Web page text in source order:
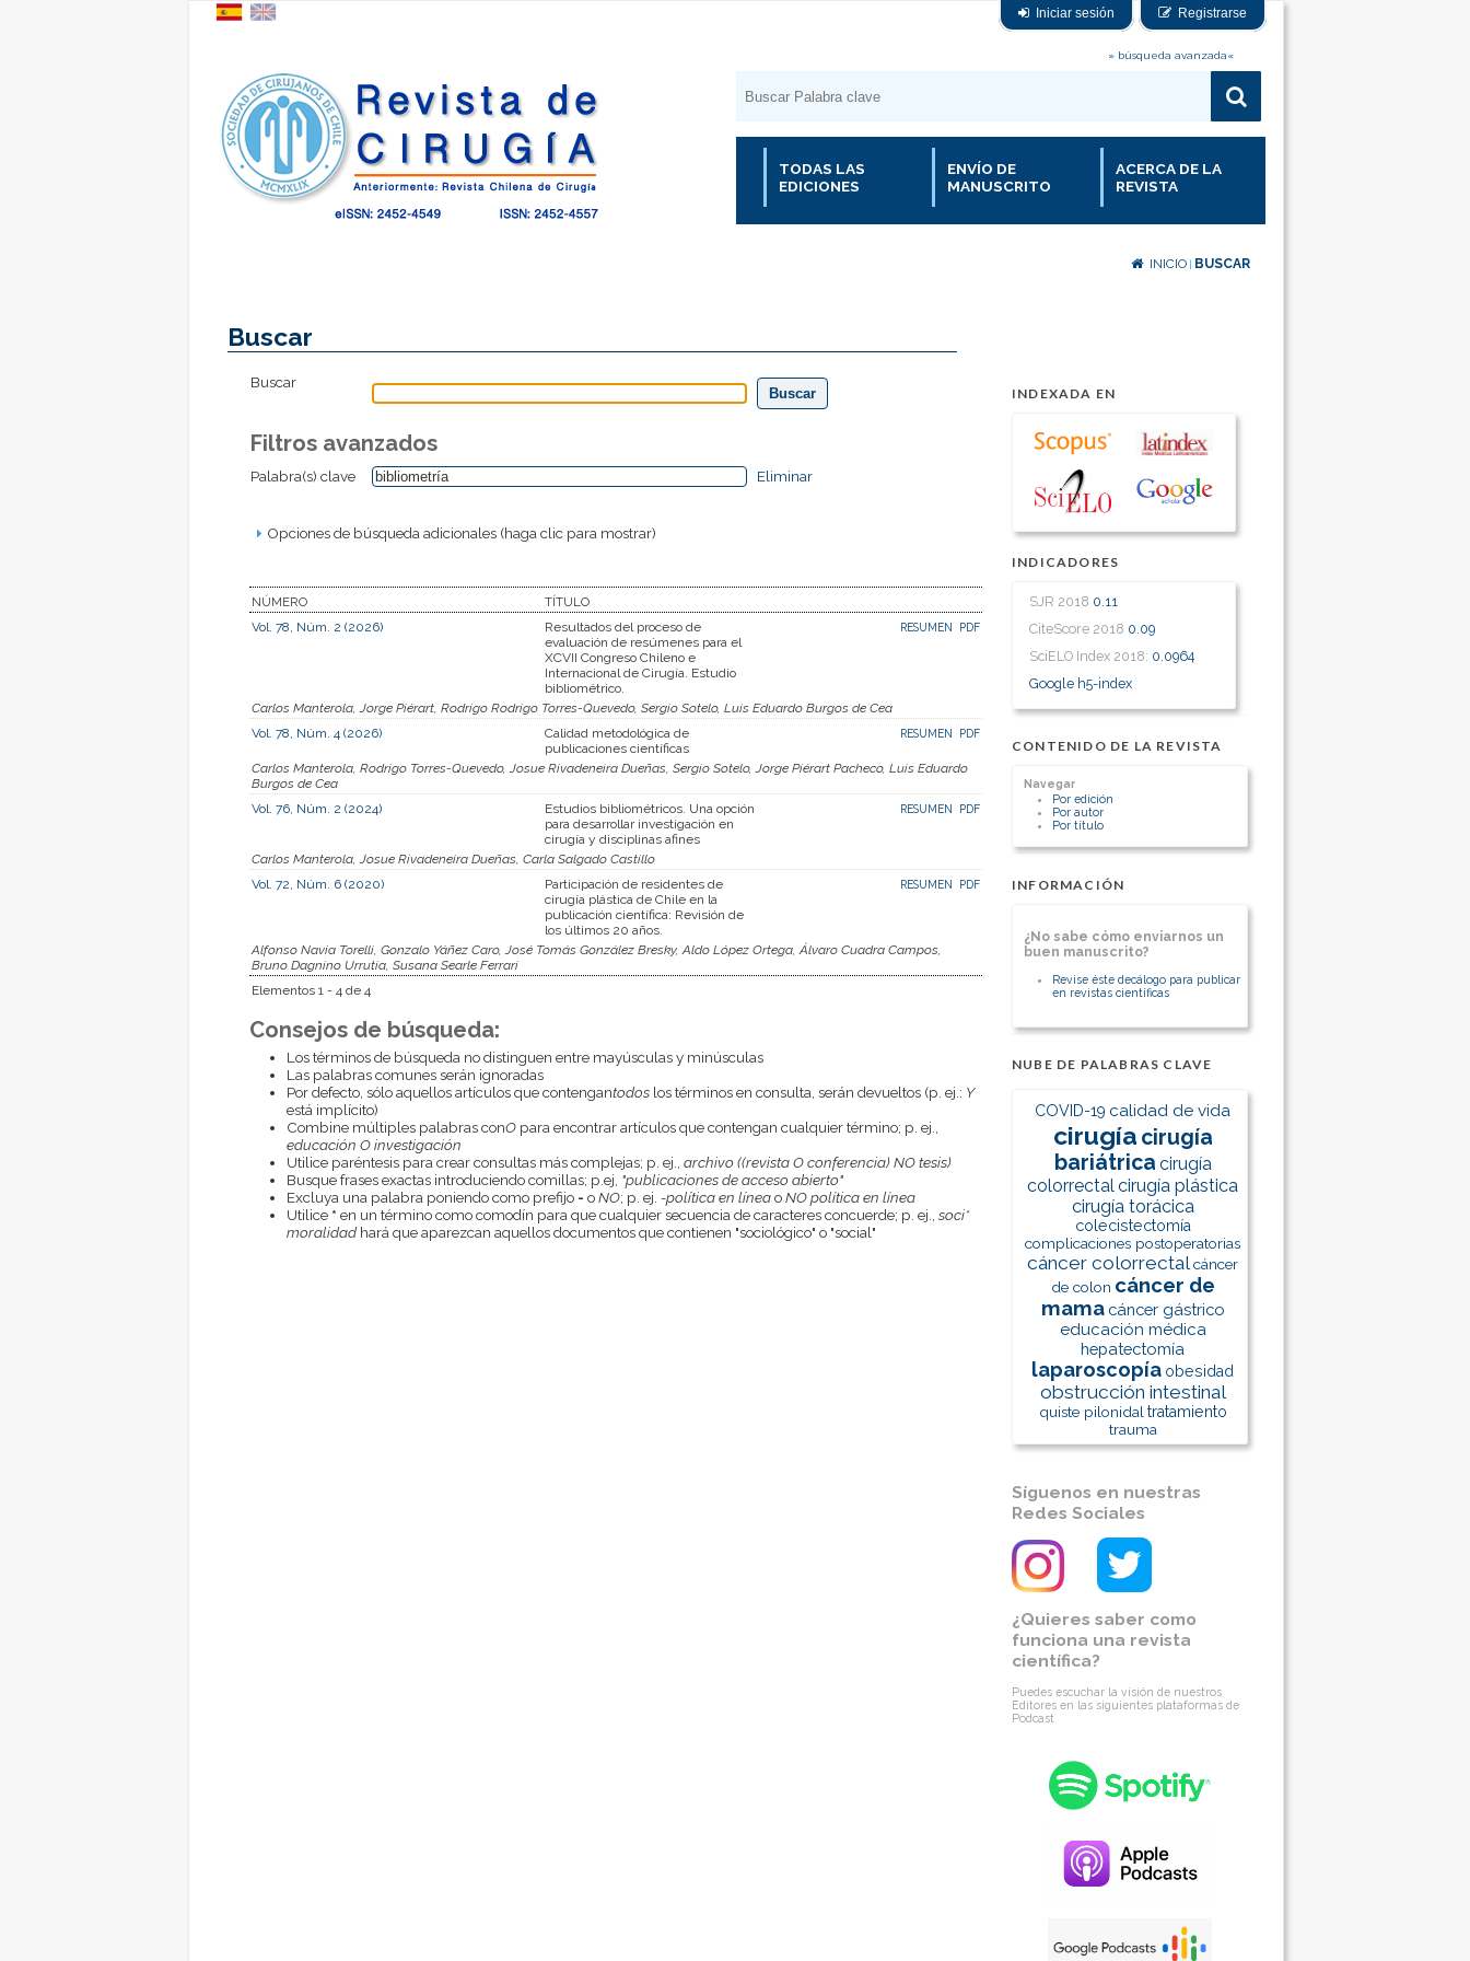
Iniciar sesión Registrarse
» búsqueda avanzada«
TODAS LAS
EDICIONES
ENVÍO DE
MANUSCRITO
ACERCA DE LA
REVISTA
INICIO BUSCAR
INDEXADA EN
INDICADORES
SJR 2018 0.11
CiteScore 2018 0.09
SciELO Index 2018: 0.0964
Google h5-index
CONTENIDO DE LA REVISTA
Navegar
Por edición
Por autor
Por título
INFORMACIÓN
¿No sabe cómo enviarnos un
buen manuscrito?
Revise éste decálogo para publicar
en revistas científicas
NUBE DE PALABRAS CLAVE
COVID-19 calidad de vida
cirugía cirugía
bariátrica cirugía
colorrectalcirugía plástica
cirugía torácica
colecistectomía
complicaciones postoperatorias
cáncer colorrectalcáncer
de colon cáncer de
mama cáncer gástrico
educación médica
hepatectomía
laparoscopía obesidad
obstrucción intestinal
quiste pilonidal tratamiento
trauma
Síguenos en nuestras
Redes Sociales
¿Quieres saber como
funciona una revista
científica?
Puedes escuchar la visión de nuestros
Editores en las siguientes plataformas de
Podcast
Buscar
Buscar
Filtros avanzados
Palabra(s) clave Eliminar
Opciones de búsqueda adicionales (haga clic para mostrar)
NÚMERO
TÍTULO
Vol. 78, Núm. 2 (2026)
Resultados del proceso de
evaluación de resúmenes para el
XCVII Congreso Chileno e
Internacional de Cirugía. Estudio
bibliométrico.
RESUMEN PDF
Carlos Manterola, Jorge Piérart, Rodrigo Rodrigo Torres-Quevedo, Sergio Sotelo, Luis Eduardo Burgos de Cea
Vol. 78, Núm. 4 (2026)
Calidad metodológica de
publicaciones científicas
RESUMEN PDF
Carlos Manterola, Rodrigo Torres-Quevedo, Josue Rivadeneira Dueñas, Sergio Sotelo, Jorge Piérart Pacheco, Luis Eduardo
Burgos de Cea
Vol. 76, Núm. 2 (2024)
Estudios bibliométricos. Una opción
para desarrollar investigación en
cirugía y disciplinas afines
RESUMEN PDF
Carlos Manterola, Josue Rivadeneira Dueñas, Carla Salgado Castillo
Vol. 72, Núm. 6 (2020)
Participación de residentes de
cirugía plástica de Chile en la
publicación científica: Revisión de
los últimos 20 años.
RESUMEN PDF
Alfonso Navia Torelli, Gonzalo Yáñez Caro, José Tomás González Bresky, Aldo López Ortega, Álvaro Cuadra Campos,
Bruno Dagnino Urrutia, Susana Searle Ferrari
Elementos 1 - 4 de 4
Consejos de búsqueda:
Los términos de búsqueda no distinguen entre mayúsculas y minúsculas
Las palabras comunes serán ignoradas
Por defecto, sólo aquellos artículos que contengantodoslos términos en consulta, serán devueltos (p. ej.: Y
está implícito)
Combine múltiples palabras conOpara encontrar artículos que contengan cualquier término; p. ej.,
educación O investigación
Utilice paréntesis para crear consultas más complejas; p. ej., archivo ((revista O conferencia) NO tesis)
Busque frases exactas introduciendo comillas; p.ej, "publicaciones de acceso abierto"
Excluya una palabra poniendo como prefijo - oNO; p. ej. -política en líneaoNO política en línea
Utilice * en un término como comodín para que cualquier secuencia de caracteres concuerde; p. ej., soci*
moralidadhará que aparezcan aquellos documentos que contienen "sociológico" o "social"